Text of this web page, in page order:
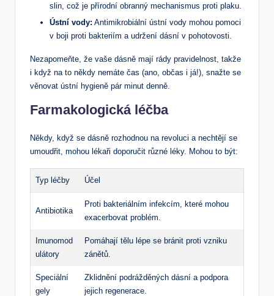
slin, což je přírodní obranný mechanismus proti plaku.
Ústní vody: Antimikrobiální ústní vody mohou pomoci
v boji proti bakteriím a udržení dásní v pohotovosti.
Nezapomeňte, že vaše dásně mají rády pravidelnost, takže
i když na to někdy nemáte čas (ano, občas i já!), snažte se
věnovat ústní hygieně pár minut denně.
Farmakologická léčba
Někdy, když se dásně rozhodnou na revoluci a nechtějí se
umoudřit, mohou lékaři doporučit různé léky. Mohou to být:
Typ léčby Účel
Antibiotika
Proti bakteriálním infekcím, které mohou
exacerbovat problém.
Imunomod
ulátory
Pomáhají tělu lépe se bránit proti vzniku
zánětů.
Speciální
gely
Zklidnění podrážděných dásní a podpora
jejich regenerace.